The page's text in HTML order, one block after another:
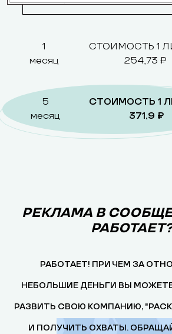
1
месяц
СТОИМОСТЬ 1
254,73 ₽
5
месяц
СТОИМОСТЬ 1
371,9 ₽
РЕКЛАМА В
РАБОТАЕТ! ПРИ ЧЕМ ЗА
НЕБОЛЬШИЕ ДЕНЬГИ ВЫ
РАЗВИТЬ СВОЮ КОМПАНИЮ,
И ПОЛУЧИТЬ ОХВАТЫ.